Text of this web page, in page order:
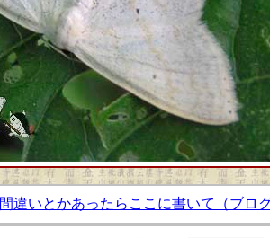
間違いとかあったらここに書いて（ブロ